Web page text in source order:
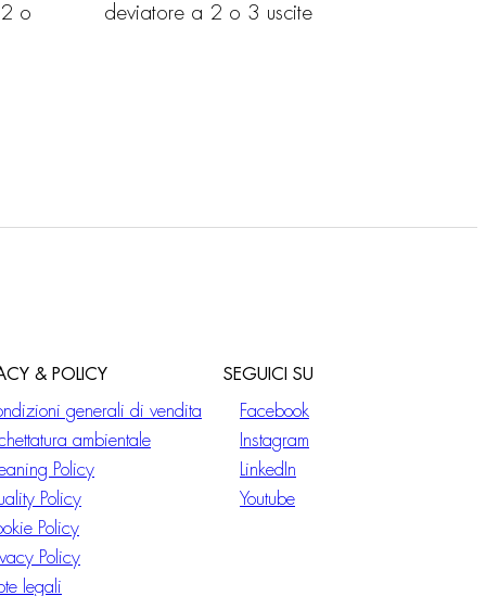
o
deviatore a 2 o 3 uscite
& POLICY
generali di vendita
ambientale
Policy
Policy
Policy
Policy
legali
SEGUICI SU
Facebook
Instagram
LinkedIn
Youtube